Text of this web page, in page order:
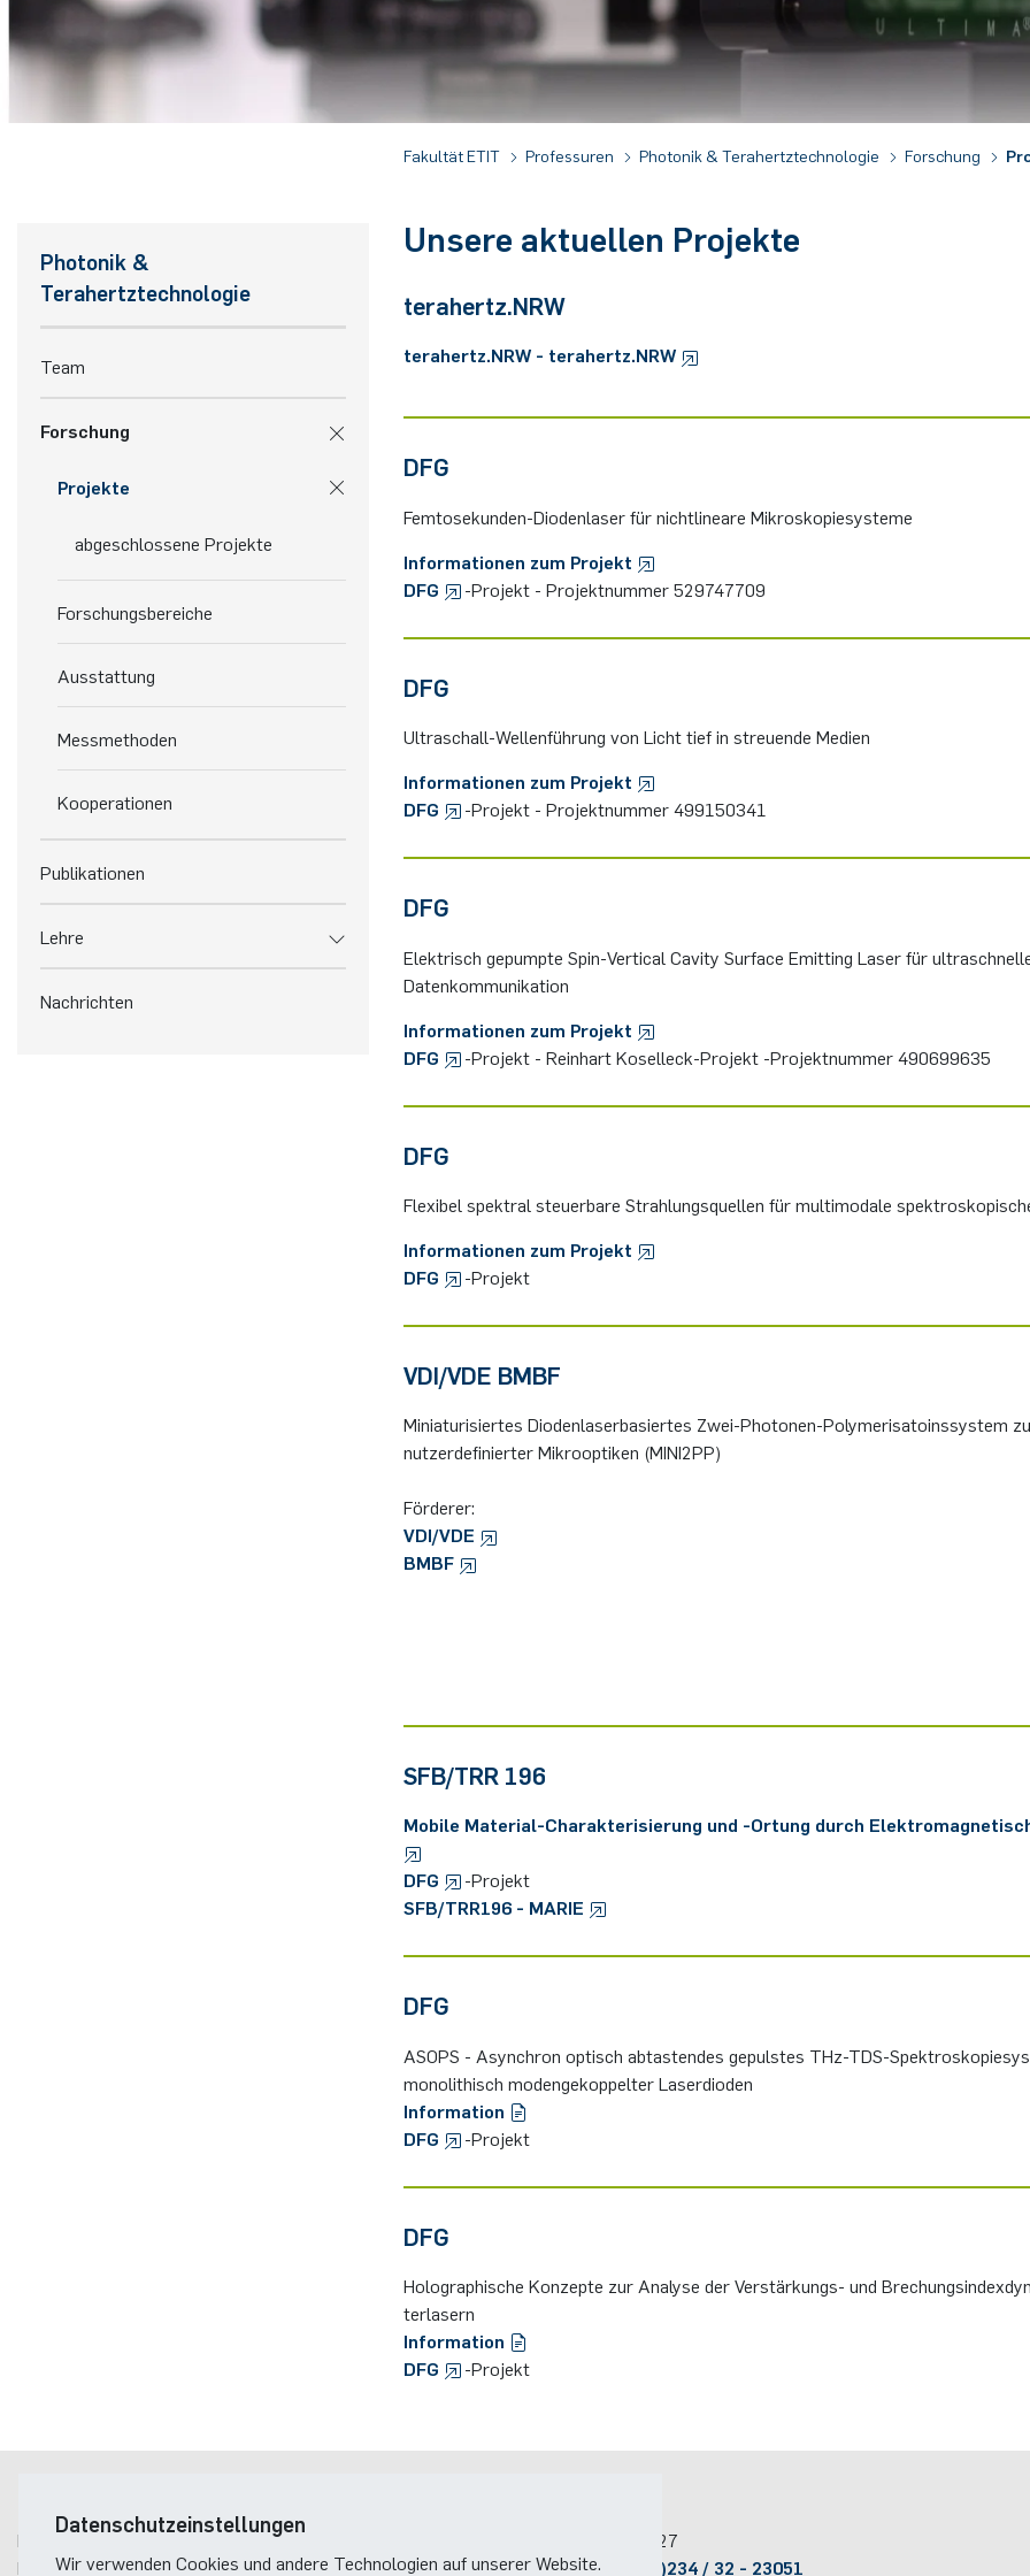
Fakultät ETIT Professuren Photonik & Terahertztechnologie Forschung
Photonik &
Terahertztechnologie
Team
Forschung
Projekte
abgeschlossene Projekte
Forschungsbereiche
Ausstattung
Messmethoden
Kooperationen
Publikationen
Lehre
Nachrichten
Unsere aktuellen Projekte
terahertz.NRW
terahertz.NRW - terahertz.NRW
DFG
Femtosekunden-Diodenlaser für nichtlineare Mikroskopiesysteme
Informationen zum Projekt
DFG
-Projekt - Projektnummer 529747709
DFG
Ultraschall-Wellenführung von Licht tief in streuende Medien
Informationen zum Projekt
DFG
-Projekt - Projektnummer 499150341
DFG
Elektrisch gepumpte Spin-Vertical Cavity Surface Emitting Laser für
Datenkommunikation
Informationen zum Projekt
DFG
-Projekt - Reinhart Koselleck-Projekt -Projektnummer 490699635
DFG
Flexibel spektral steuerbare Strahlungsquellen für multimodale
Informationen zum Projekt
DFG
-Projekt
VDI/VDE BMBF
Miniaturisiertes Diodenlaserbasiertes Zwei-Photonen-Polymerisatoinssystem
nutzerdefinierter Mikrooptiken (MINI2PP)
Förderer:
VDI/VDE
BMBF
SFB/TRR 196
Mo­bi­le Ma­te­ri­al-Cha­rak­te­ri­sie­rung und -Or­tung durch
DFG
-Pro­jekt
SFB/TRR196 - MARIE
DFG
ASOPS - Asyn­chron op­tisch ab­tas­ten­des ge­puls­tes THz-TDS-
mo­no­li­thisch mo­den­ge­kop­pel­ter La­ser­di­oden
In­for­ma­ti­on
DFG
-Pro­jekt
DFG
Ho­lo­gra­phi­sche Kon­zep­te zur Ana­ly­se der Ver­stär­kungs- und
ter­la­sern
In­for­ma­ti­on
DFG
-Pro­jekt
Ruhr-Universität Bochum
Fakultät für Elektrotechnik und Informationstechnik
ID 04/327
Telefon:
(+49)(0)234 / 32 - 23051
Datenschutzeinstellungen
Wir verwenden Cookies und andere Technologien auf unserer Website.